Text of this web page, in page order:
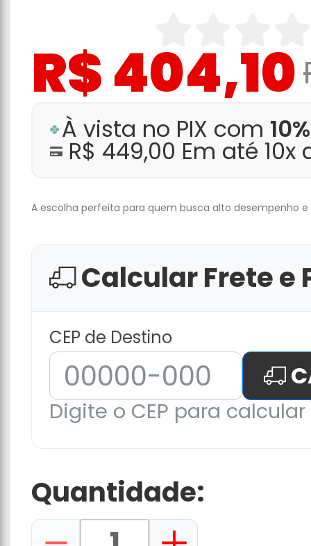
R$ 404,10
À vista no PIX com
R$ 449,00 Em até 10x
A escolha perfeita para quem busca alto desempenho
Calcular Frete e
CEP de Destino
Digite o CEP para
Quantidade: